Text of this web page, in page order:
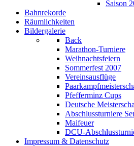
Saison
Bahnrekorde
Räumlichkeiten
Bildergalerie
Back
Marathon-Turniere
Weihnachtsfeiern
Sommerfest 2007
Vereinsausflüge
Pfefferminz Cups
Deutsche
Abschlussturniere
Maifeuer
DCU-
Impressum & Datenschutz